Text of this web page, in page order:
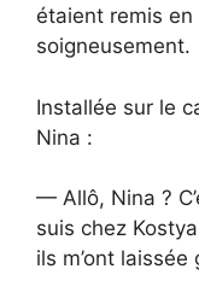
étaient remis
soigneusement.
Installée sur le
Nina :
— Allô, Nina ?
suis chez
ils m’ont